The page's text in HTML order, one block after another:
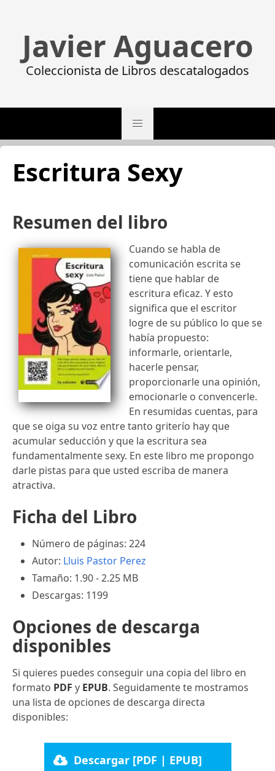
Javier Aguacero
Coleccionista de Libros descatalogados
Escritura Sexy
Resumen del libro
Cuando se habla de
comunicación escrita se
tiene que hablar de
escritura eficaz. Y esto
significa que el escritor
logre de su público lo que se
había propuesto:
informarle, orientarle,
hacerle pensar,
proporcionarle una opinión,
emocionarle o convencerle.
En resumidas cuentas, para
que se oiga su voz entre tanto griterío hay que
acumular seducción y que la escritura sea
fundamentalmente sexy. En este libro me propongo
darle pistas para que usted escriba de manera
atractiva.
Ficha del Libro
Número de páginas: 224
Autor: Lluis Pastor Perez
Tamaño: 1.90 - 2.25 MB
Descargas: 1199
Opciones de descarga
disponibles
Si quieres puedes conseguir una copia del libro en
formato PDF y EPUB. Seguidamente te mostramos
una lista de opciones de descarga directa
disponibles:
Descargar [PDF | EPUB]